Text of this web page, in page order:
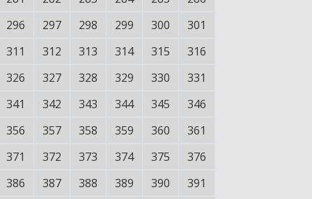
296
297 298 299 300
301
311
312 313 314 315
316
326
327 328 329 330
331
341
342 343 344 345
346
356
357 358 359 360
361
371
372 373 374 375
376
386
387 388 389 390
391